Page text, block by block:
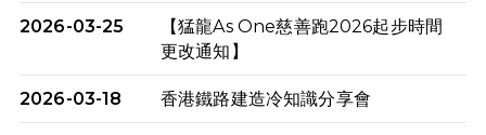
2026-03-25
【猛龍As One慈善跑2026起步時間
更改通知】
2026-03-18 香港鐵路建造冷知識分享會